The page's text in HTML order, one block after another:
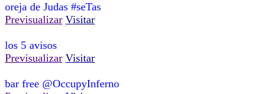
oreja de Judas #seTas
Previsualizar Visitar
los 5 avisos
Previsualizar Visitar
bar free @OccupyInferno